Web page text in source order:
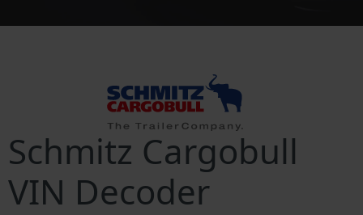
Schmitz Cargobull
VIN Decoder